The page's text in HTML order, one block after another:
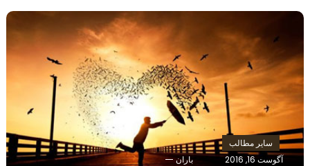
سایر مطالب
آگوست 16, 2016
باران